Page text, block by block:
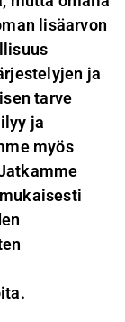
lisäarvon
ja
tarve
ja
myös